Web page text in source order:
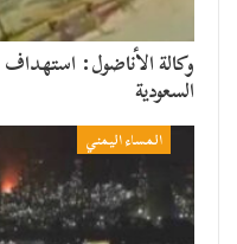
وكالة الأناضول:
السعودية
المساء اليمني